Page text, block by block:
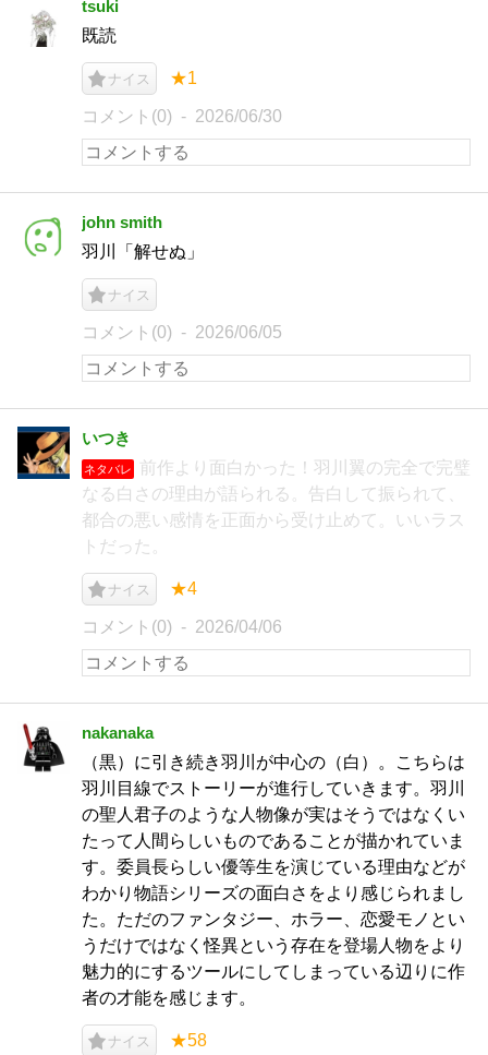
tsuki
既読
ナイス ★1
コメント(0) 2026/06/30
john smith
羽川「解せぬ」
ナイス
コメント(0) 2026/06/05
いつき
ネタバレ
前作より面白かった！羽川翼の完全で完璧
なる白さの理由が語られる。告白して振られて、
都合の悪い感情を正面から受け止めて。いいラス
トだった。
ナイス ★4
コメント(0) 2026/04/06
nakanaka
（黒）に引き続き羽川が中心の（白）。こちらは
羽川目線でストーリーが進行していきます。羽川
の聖人君子のような人物像が実はそうではなくい
たって人間らしいものであることが描かれていま
す。委員長らしい優等生を演じている理由などが
わかり物語シリーズの面白さをより感じられまし
た。ただのファンタジー、ホラー、恋愛モノとい
うだけではなく怪異という存在を登場人物をより
魅力的にするツールにしてしまっている辺りに作
者の才能を感じます。
ナイス ★58